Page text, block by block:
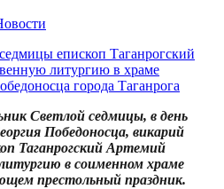
Светлой седмицы, в день
Победоносца, викарий
Таганрогский Артемий
в соименном храме
престольный праздник.